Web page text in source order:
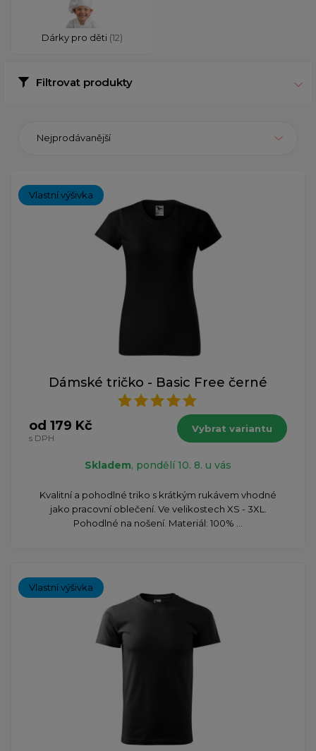
Dárky pro děti (12)
Filtrovat produkty
Nejprodávanější
Vlastní výšivka
Dámské tričko - Basic Free černé
od 179 Kč
s DPH
Vybrat variantu
Skladem, pondělí 10. 8. u vás
Kvalitní a pohodlné triko s krátkým rukávem vhodné
jako pracovní oblečení. Ve velikostech XS - 3XL.
Pohodlné na nošení. Materiál: 100% ...
Vlastní výšivka